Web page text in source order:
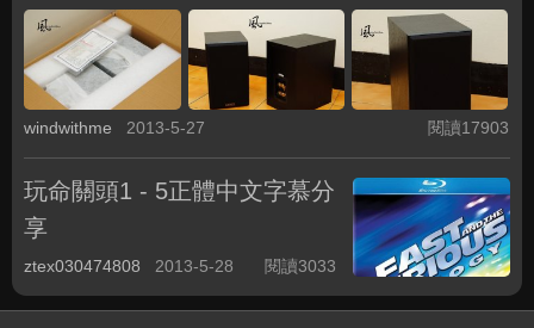
windwithme 2013-5-27 閱讀17903
玩命關頭1 - 5正體中文字慕分
享
ztex030474808 2013-5-28 閱讀3033